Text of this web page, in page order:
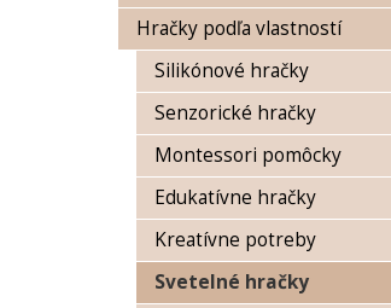
Hračky podľa vlastností
Silikónové hračky
Senzorické hračky
Montessori pomôcky
Edukatívne hračky
Kreatívne potreby
Svetelné hračky